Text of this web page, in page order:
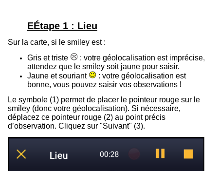
EÉtape 1 : Lieu
Sur la carte, si le smiley est :
Gris et triste
: votre géolocalisation est imprécise,
attendez que le smiley soit jaune pour saisir.
Jaune et souriant
: votre géolocalisation est
bonne, vous pouvez saisir vos observations !
Le symbole (1) permet de placer le pointeur rouge sur le
smiley (donc votre géolocalisation). Si nécessaire,
déplacez ce pointeur rouge (2) au point précis
d’observation. Cliquez sur "Suivant" (3).